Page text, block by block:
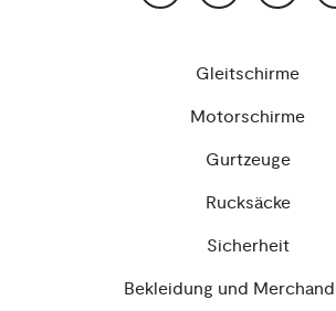
Gleitschirme
Motorschirme
Gurtzeuge
Rucksäcke
Sicherheit
Bekleidung und